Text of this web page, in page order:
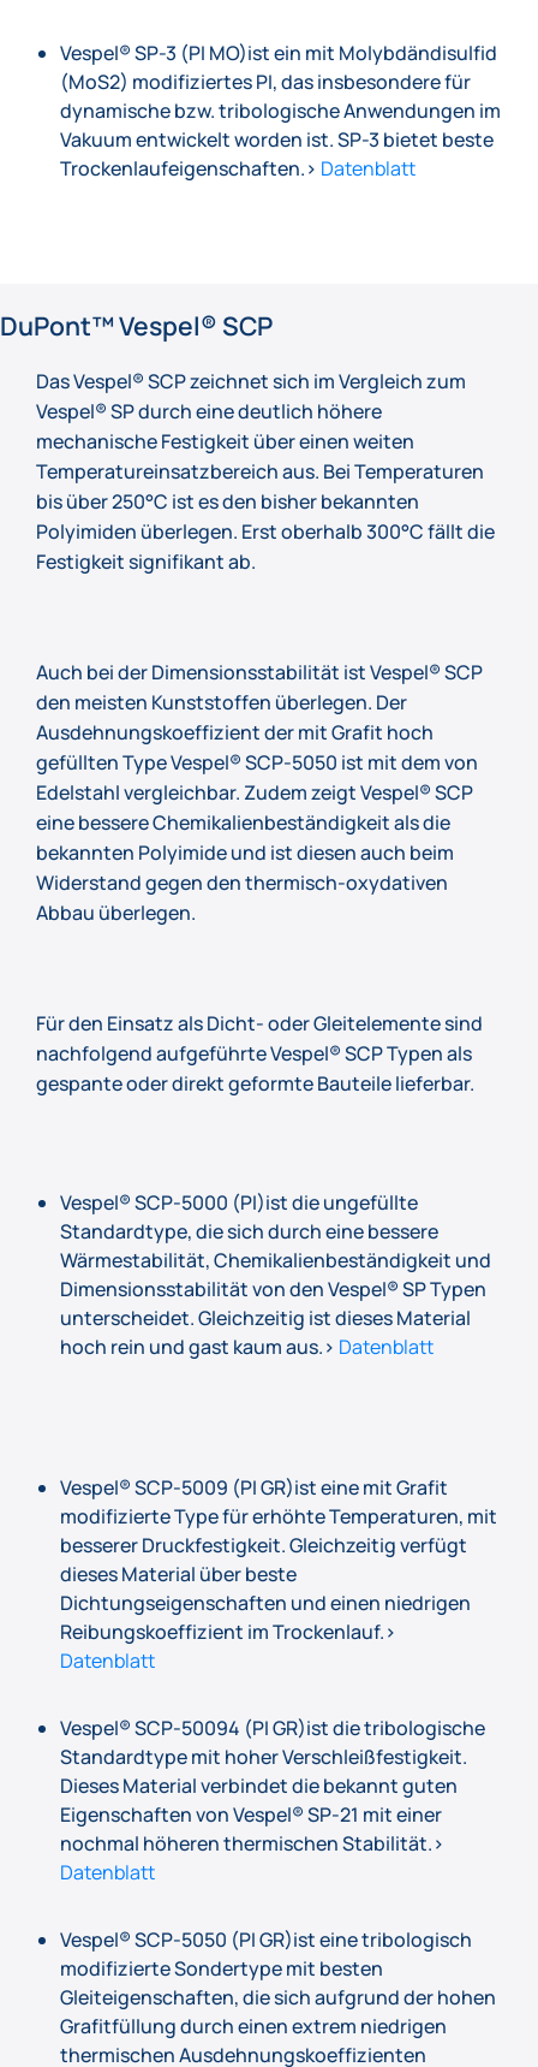
Vespel® SP-3 (PI MO)ist ein mit Molybdändisulfid
(MoS2) modifiziertes PI, das insbesondere für
dynamische bzw. tribologische Anwendungen im
Vakuum entwickelt worden ist. SP-3 bietet beste
Trockenlaufeigenschaften.> Datenblatt
DuPont™ Vespel® SCP
Das Vespel® SCP zeichnet sich im Vergleich zum
Vespel® SP durch eine deutlich höhere
mechanische Festigkeit über einen weiten
Temperatureinsatzbereich aus. Bei Temperaturen
bis über 250°C ist es den bisher bekannten
Polyimiden überlegen. Erst oberhalb 300°C fällt die
Festigkeit signifikant ab.
Auch bei der Dimensionsstabilität ist Vespel® SCP
den meisten Kunststoffen überlegen. Der
Ausdehnungskoeffizient der mit Grafit hoch
gefüllten Type Vespel® SCP-5050 ist mit dem von
Edelstahl vergleichbar. Zudem zeigt Vespel® SCP
eine bessere Chemikalienbeständigkeit als die
bekannten Polyimide und ist diesen auch beim
Widerstand gegen den thermisch-oxydativen
Abbau überlegen.
Für den Einsatz als Dicht- oder Gleitelemente sind
nachfolgend aufgeführte Vespel® SCP Typen als
gespante oder direkt geformte Bauteile lieferbar.
Vespel® SCP-5000 (PI)ist die ungefüllte
Standardtype, die sich durch eine bessere
Wärmestabilität, Chemikalienbeständigkeit und
Dimensionsstabilität von den Vespel® SP Typen
unterscheidet. Gleichzeitig ist dieses Material
hoch rein und gast kaum aus.› Datenblatt
Vespel® SCP-5009 (PI GR)ist eine mit Grafit
modifizierte Type für erhöhte Temperaturen, mit
besserer Druckfestigkeit. Gleichzeitig verfügt
dieses Material über beste
Dichtungseigenschaften und einen niedrigen
Reibungskoeffizient im Trockenlauf.>
Datenblatt
Vespel® SCP-50094 (PI GR)ist die tribologische
Standardtype mit hoher Verschleißfestigkeit.
Dieses Material verbindet die bekannt guten
Eigenschaften von Vespel® SP-21 mit einer
nochmal höheren thermischen Stabilität.>
Datenblatt
Vespel® SCP-5050 (PI GR)ist eine tribologisch
modifizierte Sondertype mit besten
Gleiteigenschaften, die sich aufgrund der hohen
Grafitfüllung durch einen extrem niedrigen
thermischen Ausdehnungskoeffizienten